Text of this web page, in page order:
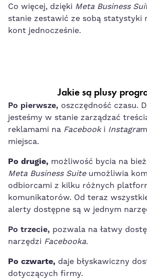
Co więcej, dzięki Meta Business
stanie zestawić ze sobą statystyki
kont jednocześnie.
Jakie są plusy
Po pierwsze, oszczędność czasu.
jesteśmy w stanie zarządzać
reklamami na Facebooki Instagra
miejsca.
Po drugie, możliwość bycia na
Meta Business Suiteumożliwia
odbiorcami z kilku różnych
komunikatorów. Od teraz
alerty dostępne są w jednym
Po trzecie, pozwala na łatwy
narzędzi Facebooka.
Po czwarte, daje błyskawiczny
dotyczących firmy.